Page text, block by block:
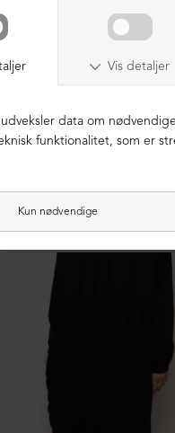
DKK 299,00